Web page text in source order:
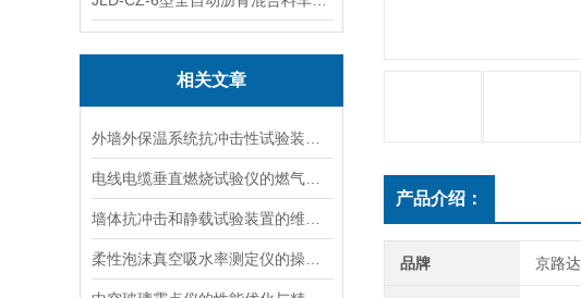
相关文章
产品介绍：
品牌 京路达